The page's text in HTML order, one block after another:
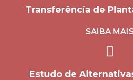
Transferência de
SAIBA MAIS
Estudo de